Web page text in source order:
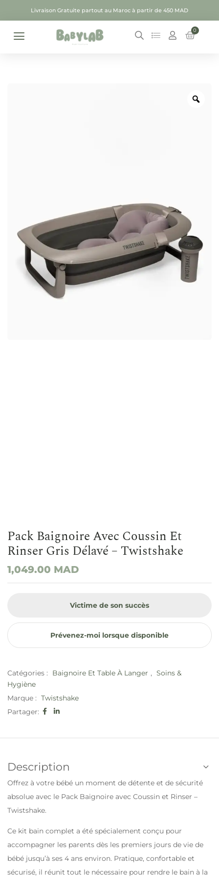
Livraison Gratuite partout au Maroc à partir de 450 MAD
0
Pack Baignoire Avec Coussin Et
Rinser Gris Délavé – Twistshake
1,049.00 MAD
Victime de son succès
Prévenez-moi lorsque disponible
Catégories : Baignoire Et Table À Langer , Soins &
Hygiène
Marque : Twistshake
Partager:
Description
Offrez à votre bébé un moment de détente et de sécurité
absolue avec le Pack Baignoire avec Coussin et Rinser –
Twistshake.
Ce kit bain complet a été spécialement conçu pour
accompagner les parents dès les premiers jours de vie de
bébé jusqu’à ses 4 ans environ. Pratique, confortable et
sécurisé, il réunit tout le nécessaire pour rendre le bain à la